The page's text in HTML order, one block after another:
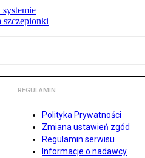
szczepionki
REGULAMIN
Polityka Prywatności
Zmiana ustawień zgód
Regulamin serwisu
Informacje o nadawcy